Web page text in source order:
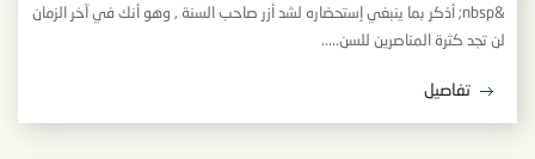
&nbsp; أذكر بما ينبغي إستحضاره لشد أزر صاحب السنة , وهو أنك في آخر الزمان
لن تجد كثرة المناصرين للسن.....
تفاصيل